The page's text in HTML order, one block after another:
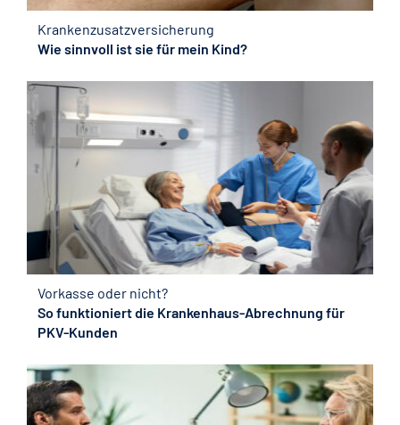
Krankenzusatzversicherung
Wie sinnvoll ist sie für mein Kind?
Vorkasse oder nicht?
So funktioniert die Krankenhaus-Abrechnung für
PKV-Kunden